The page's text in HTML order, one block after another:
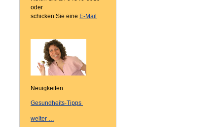
oder
schicken Sie eine E-Mail
Neuigkeiten
Gesundheits-Tipps
weiter …